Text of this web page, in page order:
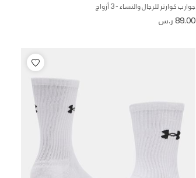
جوارب كوارتر للرجال والنساء - 3 أزواج
89.00 ر.س